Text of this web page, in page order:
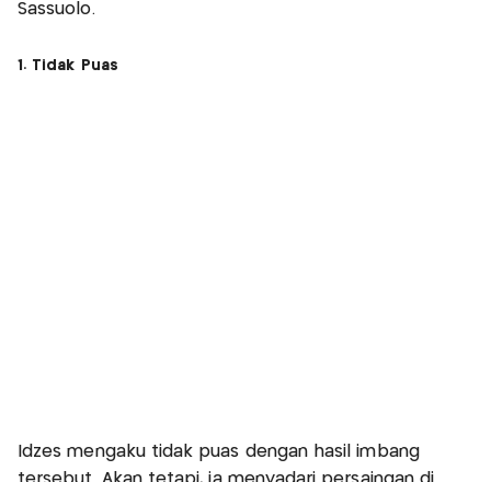
Sassuolo.
1. Tidak Puas
Idzes mengaku tidak puas dengan hasil imbang